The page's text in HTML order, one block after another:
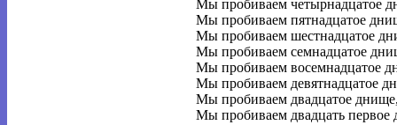
Мы пробиваем четырнадцатое
Мы пробиваем пятнадцатое
Мы пробиваем шестнадцатое
Мы пробиваем семнадцатое
Мы пробиваем восемнадцатое
Мы пробиваем девятнадцатое
Мы пробиваем двадцатое
Мы пробиваем двадцать первое